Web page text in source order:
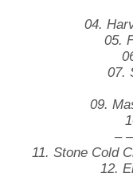
04.
05.
07.
09.
–
11. Stone Cold
12.